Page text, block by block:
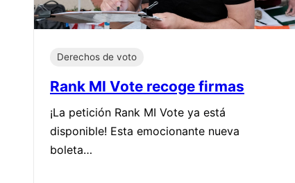
Derechos de voto
Rank MI Vote recoge firmas
¡La petición Rank MI Vote ya está
disponible! Esta emocionante nueva
boleta…